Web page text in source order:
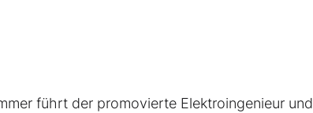
führt der promovierte Elektroingenieur